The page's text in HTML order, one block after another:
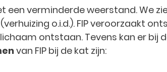
verminderde weerstand. We
o.i.d.). FIP veroorzaakt
ontstaan. Tevens kan er
van FIP bij de kat zijn: